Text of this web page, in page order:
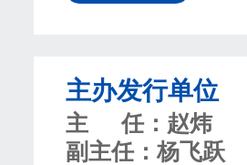
主办发行单位
主 任：赵炜
副主任：杨飞跃